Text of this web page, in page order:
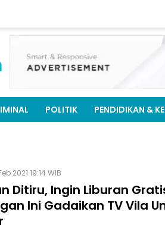
POLITIK PENDIDIKAN &
2021 19:14 WIB
Ditiru, Ingin Liburan
Ini Gadaikan TV Vila